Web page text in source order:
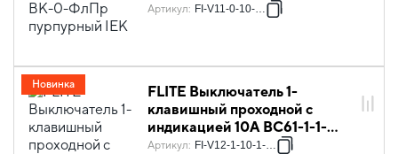
Артикул: FI-V11-0-10-K99
FLITE Выключатель 1-
клавишный проходной с
индикацией 10А ВС61-1-1-
ФлПр пурпурный IEK
Артикул: FI-V12-1-10-1-K99
Новинка